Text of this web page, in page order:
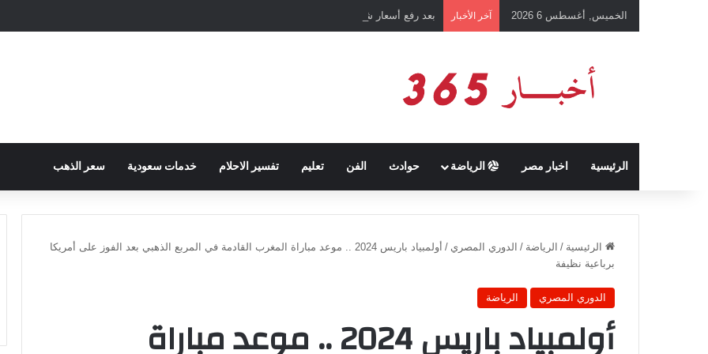
الخميس, أغسطس 6 2026 آخر الأخبار بعد رفع أسعار شرائح الكهرباء … وزارة التموين توجه تحذير لأصحاب المخابز من رفع أسعار الخبز
الرئيسية اخبار مصر الرياضة حوادث الفن تعليم تفسير الاحلام خدمات سعودية سعر الذهب
الرئيسية / الرياضة / الدوري المصري /
أولمبياد باريس 2024 .. موعد مباراة المغرب القادمة في المربع الذهبي بعد الفوز على أمريكا
برباعية نظيفة
الدوري المصري الرياضة
أولمبياد باريس 2024 .. موعد مباراة